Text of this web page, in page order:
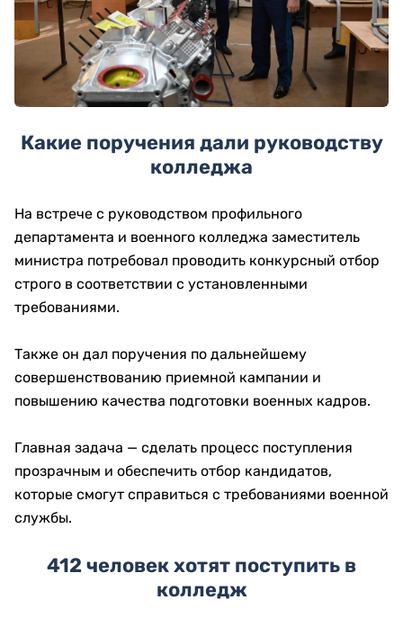
Какие поручения дали руководству
колледжа
На встрече с руководством профильного
департамента и военного колледжа заместитель
министра потребовал проводить конкурсный отбор
строго в соответствии с установленными
требованиями.
Также он дал поручения по дальнейшему
совершенствованию приемной кампании и
повышению качества подготовки военных кадров.
Главная задача — сделать процесс поступления
прозрачным и обеспечить отбор кандидатов,
которые смогут справиться с требованиями военной
службы.
412 человек хотят поступить в
колледж